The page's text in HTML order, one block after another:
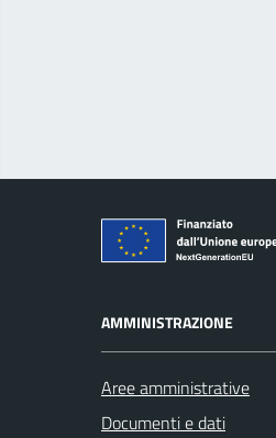
AMMINISTRAZIONE
Aree amministrative
Documenti e dati